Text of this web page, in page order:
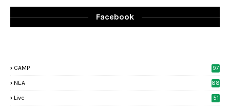
Facebook
CAMP 97
NEA 88
Live 51